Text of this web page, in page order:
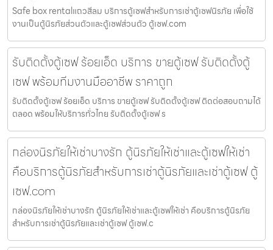
Safe box rentalแถวสีลม บริการตู้เซฟสำหรับการเช่าตู้เซฟนิรภัย เพื่อใช้
งานเป็นตู้นิรภัยส่วนตัวและตู้เซฟส่วนตัว ตู้เซฟ.com
รับติดตั้งตู้เซฟ ร้อยเอ็ด บริการ ขายตู้เซฟ รับติดตั้งตู้
เซฟ พร้อมทีมงานมืออาชีพ ราคาถูก
รับติดตั้งตู้เซฟ ร้อยเอ็ด บริการ ขายตู้เซฟ รับติดตั้งตู้เซฟ ติดต่อสอบถามได้
ตลอด พร้อมให้บริการทั่วไทย รับติดตั้งตู้เซฟ ร
กล่องนิรภัยให้เช่าบางรัก ตู้นิรภัยให้เช่าและตู้เซฟให้เช่า
คือบริการตู้นิรภัยสำหรับการเช่าตู้นิรภัยและเช่าตู้เซฟ ตู้
เซฟ.com
กล่องนิรภัยให้เช่าบางรัก ตู้นิรภัยให้เช่าและตู้เซฟให้เช่า คือบริการตู้นิรภัย
สำหรับการเช่าตู้นิรภัยและเช่าตู้เซฟ ตู้เซฟ.c